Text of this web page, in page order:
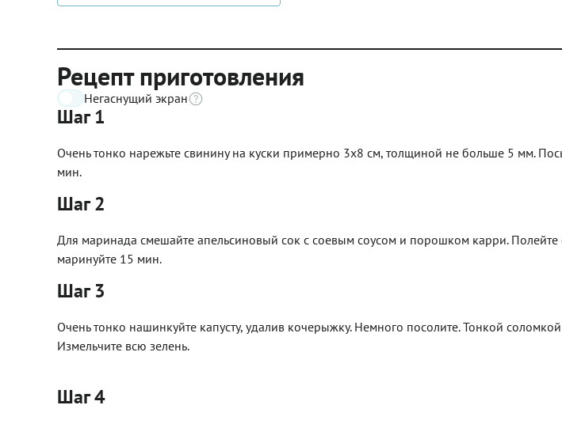
Рецепт приготовления
Негаснущий экран
Шаг 1
Очень тонко нарежьте свинину на куски примерно 3х8 см, толщиной не больше 5 мм.
мин.
Шаг 2
Для маринада смешайте апельсиновый сок с соевым соусом и порошком карри. Полейте
маринуйте 15 мин.
Шаг 3
Очень тонко нашинкуйте капусту, удалив кочерыжку. Немного посолите. Тонкой
Измельчите всю зелень.
Шаг 4